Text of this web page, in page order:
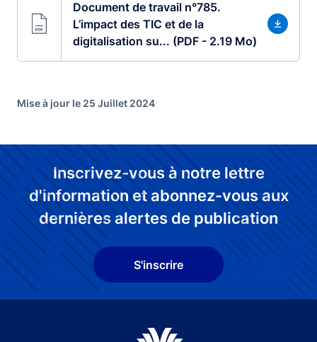
Document de travail n°785.
L’impact des TIC et de la
digitalisation su... (PDF - 2.19 Mo)
Mise à jour le 25 Juillet 2024
Inscrivez-vous à notre lettre
d'information et abonnez-vous aux
dernières alertes de publication
S'inscrire